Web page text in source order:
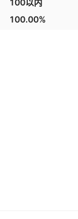
100以内
100.00%